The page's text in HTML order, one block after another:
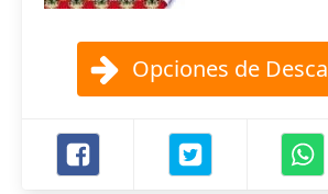
Opciones de